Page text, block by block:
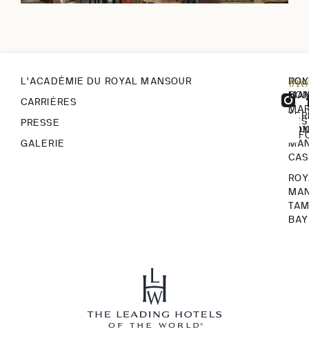
L'ACADÉMIE DU ROYAL MANSOUR
CARRIÈRES
PRESSE
GALERIE
BAY